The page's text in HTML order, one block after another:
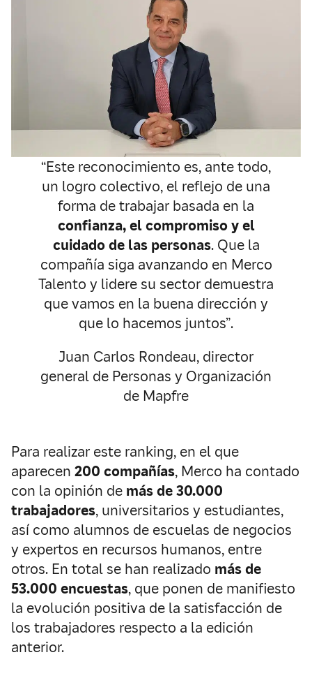
“Este reconocimiento es, ante todo,
un logro colectivo, el reflejo de una
forma de trabajar basada en la
confianza, el compromiso y el
cuidado de las personas. Que la
compañía siga avanzando en Merco
Talento y lidere su sector demuestra
que vamos en la buena dirección y
que lo hacemos juntos”.
Juan Carlos Rondeau, director
general de Personas y Organización
de Mapfre
Para realizar este ranking, en el que
aparecen 200 compañías, Merco ha contado
con la opinión de más de 30.000
trabajadores, universitarios y estudiantes,
así como alumnos de escuelas de negocios
y expertos en recursos humanos, entre
otros. En total se han realizado más de
53.000 encuestas, que ponen de manifiesto
la evolución positiva de la satisfacción de
los trabajadores respecto a la edición
anterior.